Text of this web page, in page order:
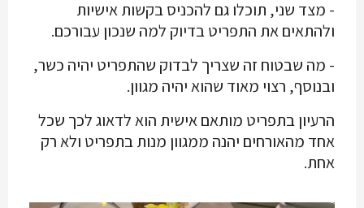
- מצד שני, תוכלו גם להכניס בקשות אישיות
ולהתאים את התפריט בדיוק למה שנכון עבורכם.
- מה שבטוח זה שצריך לבדוק שהתפריט יהיה כשר,
ובנוסף, רצוי מאוד שהוא יהיה מגוון.
הרעיון בתפריט מותאם אישית הוא לדאוג לכך שכל
אחד מהאורחים יהנה ממגוון מנות בתפריט ולא רק
אחת.